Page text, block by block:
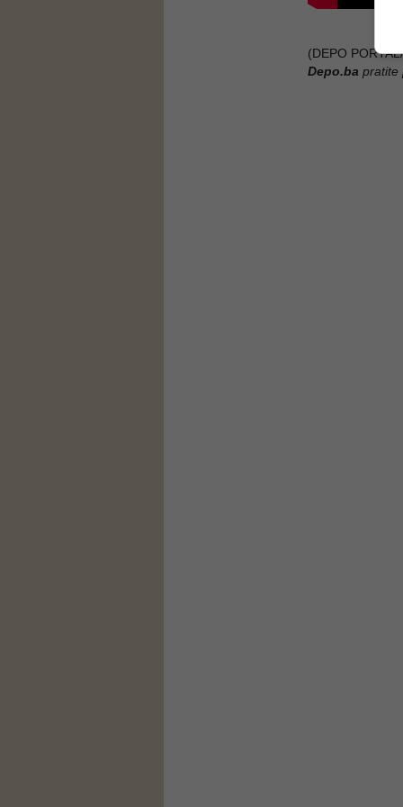
(DEPO
Depo.ba pratite